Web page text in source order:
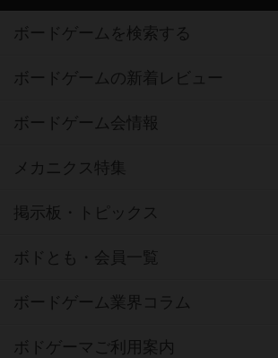
ボードゲームを検索する
ボードゲームの新着レビュー
ボードゲーム会情報
メカニクス特集
掲示板・トピックス
ボドとも・会員一覧
ボードゲーム業界コラム
ボドゲーマご利用案内